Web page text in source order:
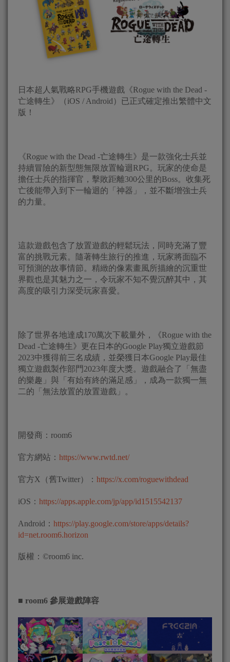
日本超人氣戰略RPG手機遊戲《Rogue with the Dead -
亡途轉生》（iOS / Android）已正式確定推出繁體中文
版！
《Rogue with the Dead -亡途轉生》是一款強化士兵並
持續冒險的新型態無限放置輪迴RPG。玩家的使命是
擔任士兵的指揮官，擊敗距離300公里的Boss。收集死
亡後能帶入到下一輪迴的「神器」，並不斷增強士兵
的力量。
這款遊戲包含了放置遊戲的輕鬆玩法，同時充滿了豐
富的挑戰元素。隨著轉生旅行的推進，玩家將面臨不
可預測的故事情節。精緻的像素畫風所描繪的沉重世
界觀也是其魅力之一，令玩家不知不覺沉醉其中，其
高度的吸引力深受玩家喜愛。
除了世界各地達成170萬次下載量外，《Rogue with the
Dead -亡途轉生》更在日本的Google Play獨立遊戲節
2023中獲得前三名成績，並榮獲日本Google Play最佳
獨立遊戲製作部門2023年度大獎。遊戲融合了「無盡
的樂趣」與「有始有終的滿足感」，成為一款獨一無
二的「無法放置的放置遊戲」。
開發商：room6
官方網站： https://www.rwtd.net/
官方X（舊Twitter）： https://x.com/roguewithdead
iOS： https://apps.apple.com/jp/app/id1515542137
Android： https://play.google.com/store/apps/details?
id=net.room6.horizon
版權：©room6 inc.
■ room6 參展遊戲陣容